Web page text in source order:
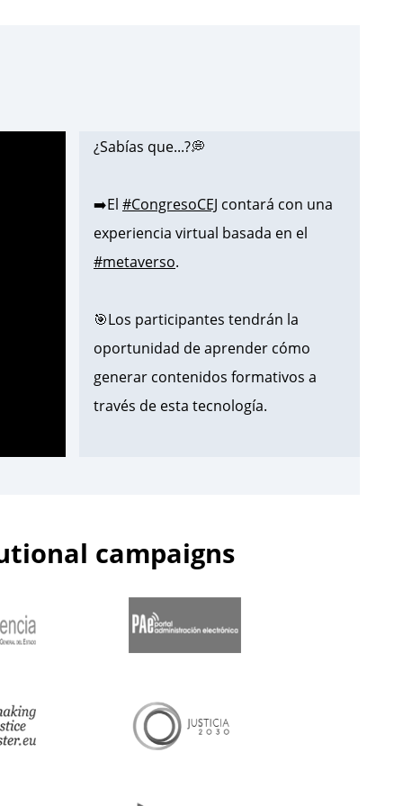
¿Sabías que...?💭
➡️El #CongresoCEJ contará con una
experiencia virtual basada en el
#metaverso.
🎯Los participantes tendrán la
oportunidad de aprender cómo
generar contenidos formativos a
través de esta tecnología.
— Centro de Estudios Jurídicos
(@cejmjusticia)June 13, 2023
📌Inicia en el#CEJla segunda edición
para la@guardiacivil
campaigns